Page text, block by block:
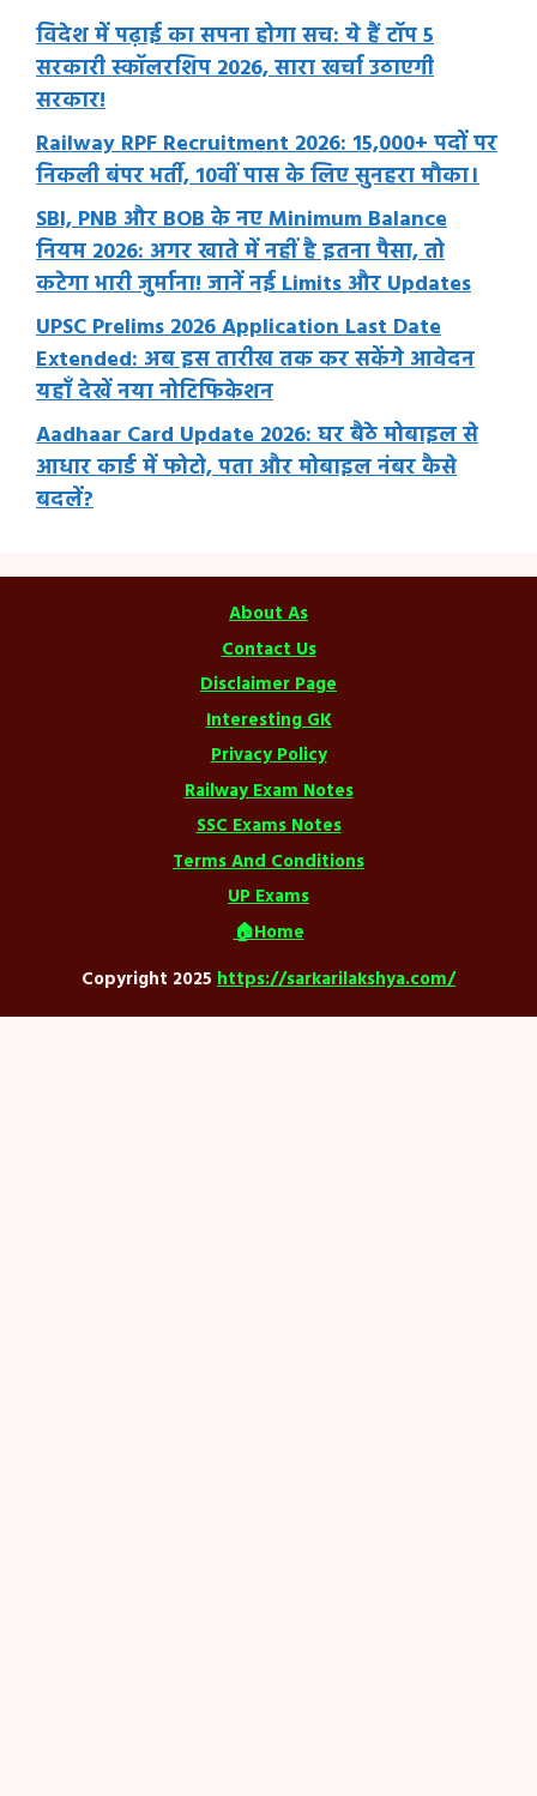
विदेश में पढ़ाई का सपना होगा सच: ये हैं टॉप 5
सरकारी स्कॉलरशिप 2026, सारा खर्चा उठाएगी
सरकार!
Railway RPF Recruitment 2026: 15,000+ पदों पर
निकली बंपर भर्ती, 10वीं पास के लिए सुनहरा मौका।
SBI, PNB और BOB के नए Minimum Balance
नियम 2026: अगर खाते में नहीं है इतना पैसा, तो
कटेगा भारी जुर्माना! जानें नई Limits और Updates
UPSC Prelims 2026 Application Last Date
Extended: अब इस तारीख तक कर सकेंगे आवेदन
यहाँ देखें नया नोटिफिकेशन
Aadhaar Card Update 2026: घर बैठे मोबाइल से
आधार कार्ड में फोटो, पता और मोबाइल नंबर कैसे
बदलें?
About As
Contact Us
Disclaimer Page
Interesting GK
Privacy Policy
Railway Exam Notes
SSC Exams Notes
Terms And Conditions
UP Exams
🏠Home
Copyright 2025 https://sarkarilakshya.com/